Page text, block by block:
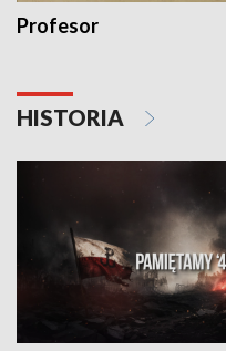
Profesor
HISTORIA